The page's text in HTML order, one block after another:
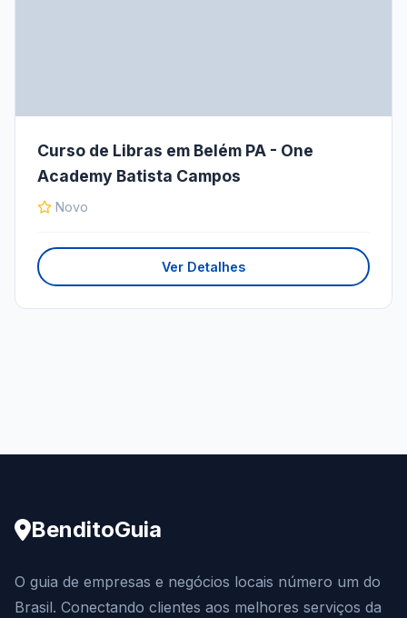
Curso de Libras em Belém PA - One
Academy Batista Campos
Novo
Ver Detalhes
BenditoGuia
O guia de empresas e negócios locais número um do
Brasil. Conectando clientes aos melhores serviços da